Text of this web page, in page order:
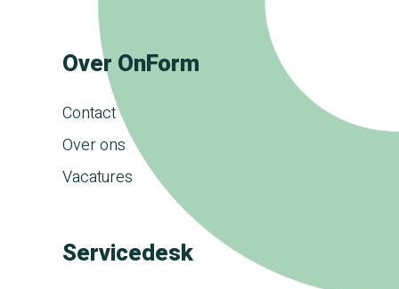
Over OnForm
Contact
Over ons
Vacatures
Servicedesk